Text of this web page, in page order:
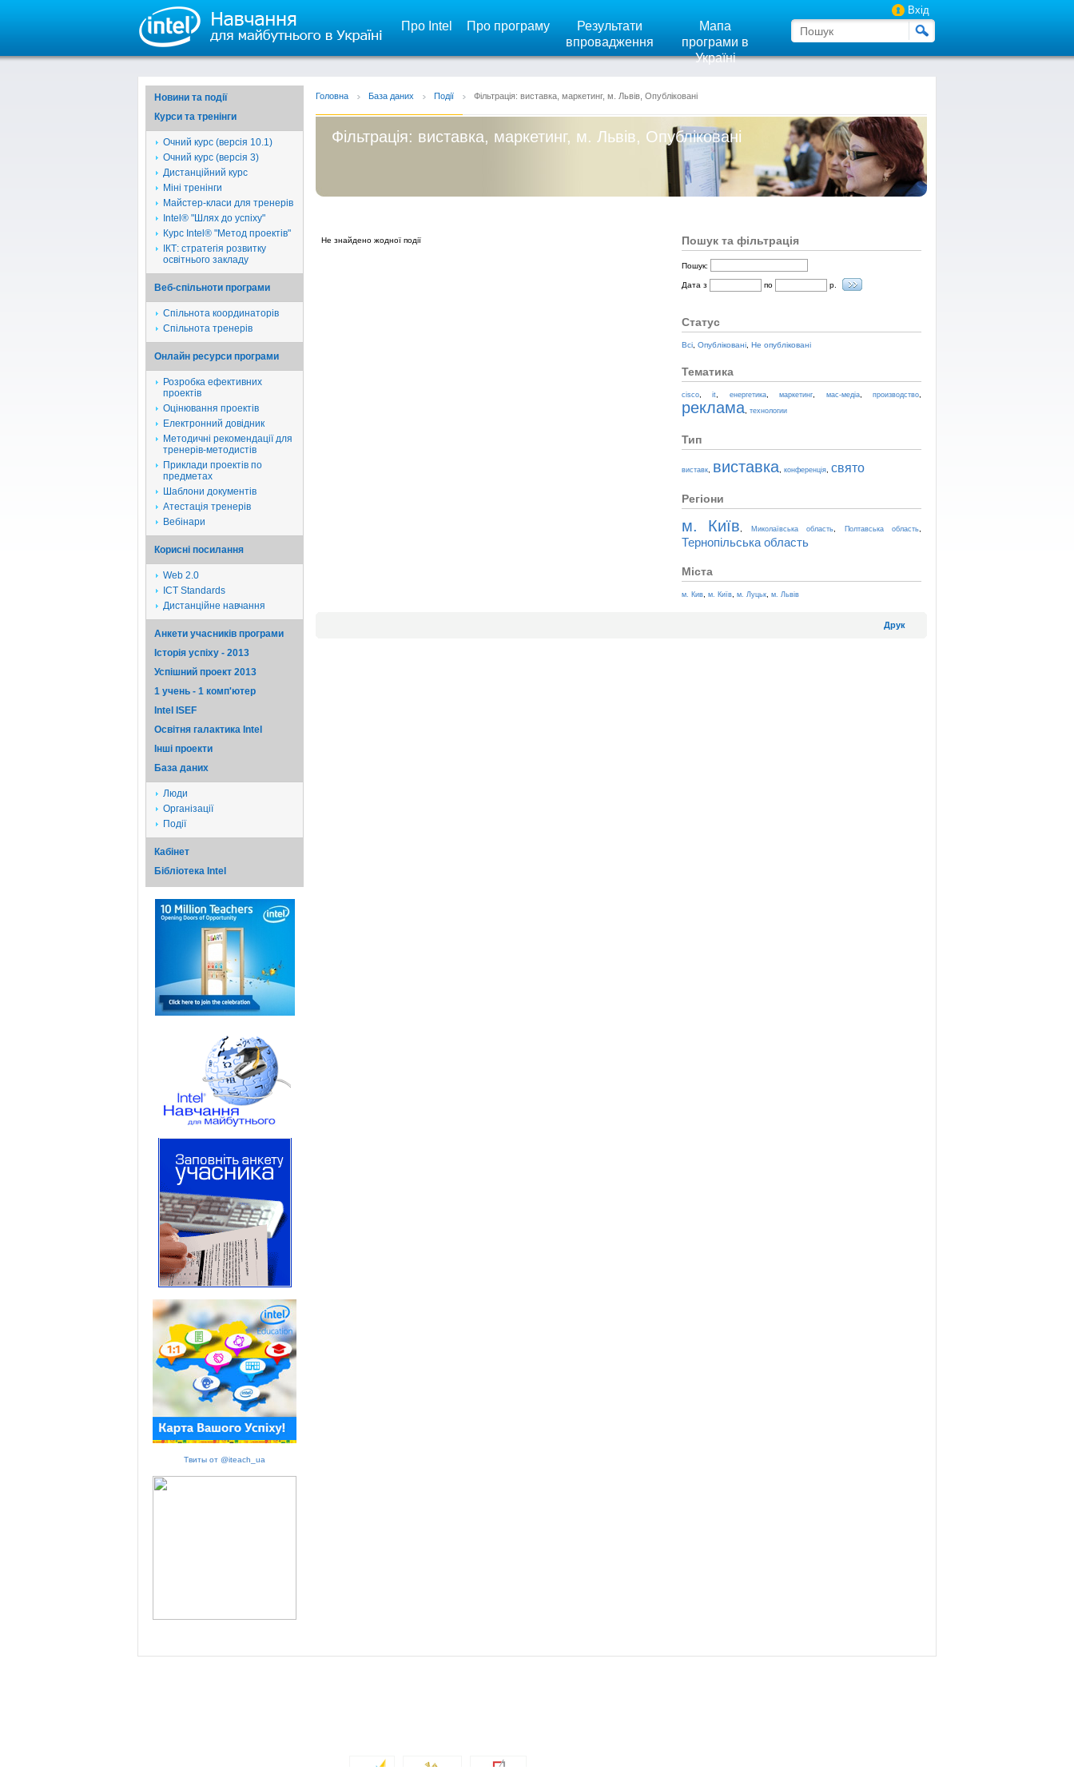
Вхід
Про Intel Про програму
Результати
впровадження
Мапа
програми в
Україні
Новини та події
Курси та тренінги
Очний курс (версія 10.1)
Очний курс (версія 3)
Дистанційний курс
Міні тренінги
Майстер-класи для тренерів
Intel® "Шлях до успіху"
Курс Intel® "Метод проектів"
ІКТ: стратегія розвитку
освітнього закладу
Веб-спільноти програми
Спільнота координаторів
Спільнота тренерів
Онлайн ресурси програми
Розробка ефективних
проектів
Оцінювання проектів
Електронний довідник
Методичні рекомендації для
тренерів-методистів
Приклади проектів по
предметах
Шаблони документів
Атестація тренерів
Вебінари
Корисні посилання
Web 2.0
ICT Standards
Дистанційне навчання
Анкети учасників програми
Історія успіху - 2013
Успішний проект 2013
1 учень - 1 комп'ютер
Intel ISEF
Освітня галактика Intel
Iншi проекти
База даних
Люди
Організації
Події
Кабінет
Бібліотека Intel
Твиты от @iteach_ua
Головна База даних Події Фільтрація: виставка, маркетинг, м. Львів, Опубліковані
Фільтрація: виставка, маркетинг, м. Львів, Опубліковані
Не знайдено жодної події Пошук та фільтрація
Пошук:
Дата з по р.
Статус
Всі Опубліковані Не опубліковані
Тематика
cisco ,it енергетика,маркетинг мас-медіа,производство
реклама технологии
Тип
виставк виставка конференція свято
Регіони
м. Київ Миколаївська область Полтавська область
Тернопільська область
Міста
м. Кив м. Київ м. Луцьк м. Львів
Друк